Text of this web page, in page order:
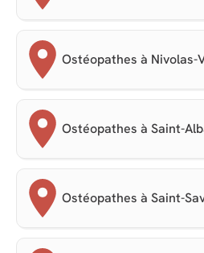
Ostéopathes à Nivolas-
Ostéopathes à Saint-
Ostéopathes à Saint-